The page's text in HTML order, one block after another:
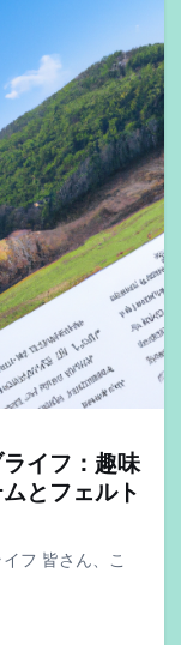
イフ：趣味
とフェルト
フ 皆さん、こ